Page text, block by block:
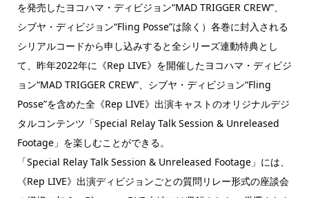
を発売したヨコハマ・ディビジョン“MAD TRIGGER CREW”、
シブヤ・ディビジョン“Fling Posse”は除く）各巻に封入される
シリアルコードから申し込みすると全シリーズ連動特典とし
て、昨年2022年に《Rep LIVE》を開催したヨコハマ・ディビジ
ョン“MAD TRIGGER CREW”、シブヤ・ディビジョン“Fling
Posse”を含めた全《Rep LIVE》出演キャストのオリジナルデジ
タルコンテンツ「Special Relay Talk Session & Unreleased
Footage」を楽しむことができる。
「Special Relay Talk Session & Unreleased Footage」には、
《Rep LIVE》出演ディビジョンごとの質問リレー形式の座談会